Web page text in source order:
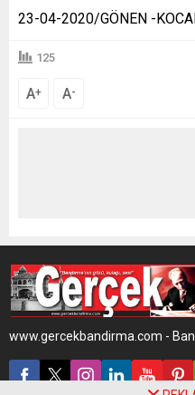
23-04-2020/GÖNEN -
125
A+ A-
www.gercekbandirma.com -